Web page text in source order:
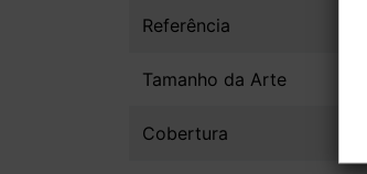
Referência
Tamanho da Arte
Cobertura